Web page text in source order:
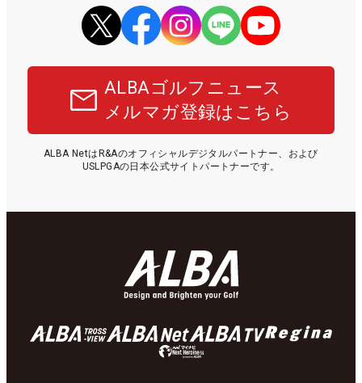
ALBAゴルフニュース
メルマガ登録はこちら
ALBA NetはR&Aのオフィシャルデジタルパートナー、および
USLPGAの日本公式サイトパートナーです。